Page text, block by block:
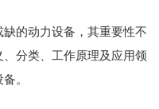
的动力设备，其重要性不
分类、工作原理及应用领
。